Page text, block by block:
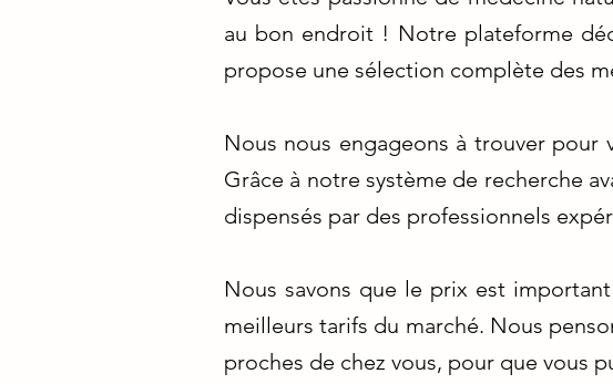
au bon endroit ! Notre plateforme
propose une sélection complète des
Nous nous engageons à trouver
Grâce à notre système de recherche
dispensés par des professionnels
Nous savons que le prix est
meilleurs tarifs du marché. Nous
proches de chez vous, pour que vous